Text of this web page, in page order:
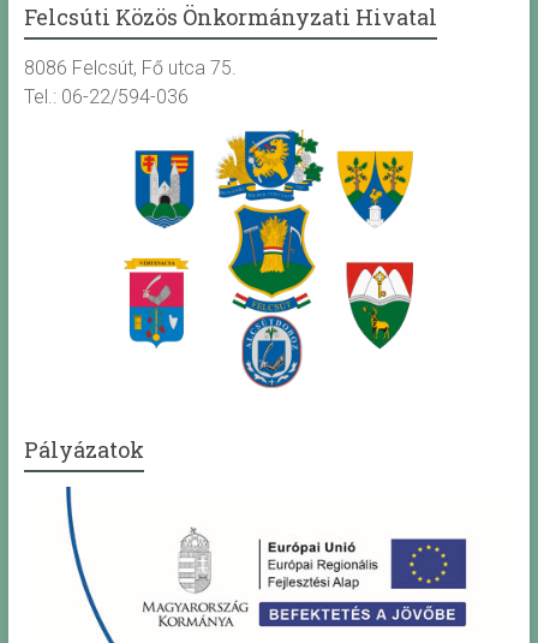
Felcsúti Közös Önkormányzati Hivatal
8086 Felcsút, Fő utca 75.
Tel.: 06-22/594-036
Pályázatok